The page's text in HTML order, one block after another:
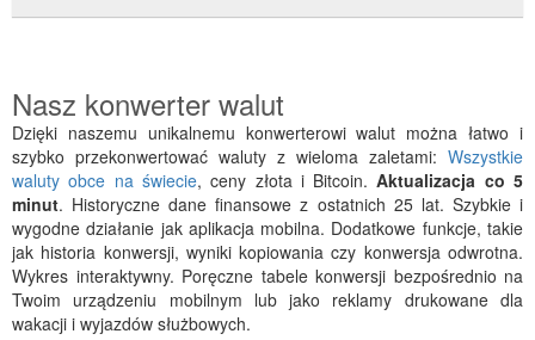
Nasz konwerter walut
Dzięki naszemu unikalnemu konwerterowi walut można łatwo i
szybko przekonwertować waluty z wieloma zaletami: Wszystkie
waluty obce na świecie, ceny złota i Bitcoin.Aktualizacja co 5
minut. Historyczne dane finansowe z ostatnich 25 lat. Szybkie i
wygodne działanie jak aplikacja mobilna. Dodatkowe funkcje, takie
jak historia konwersji, wyniki kopiowania czy konwersja odwrotna.
Wykres interaktywny. Poręczne tabele konwersji bezpośrednio na
Twoim urządzeniu mobilnym lub jako reklamy drukowane dla
wakacji i wyjazdów służbowych.